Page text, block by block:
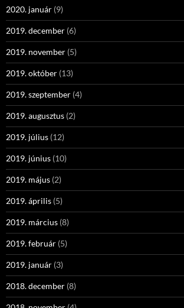
2020. január (9)
2019. december (6)
2019. november (5)
2019. október (13)
2019. szeptember (4)
2019. augusztus (2)
2019. július (12)
2019. június (10)
2019. május (2)
2019. április (5)
2019. március (8)
2019. február (5)
2019. január (3)
2018. december (8)